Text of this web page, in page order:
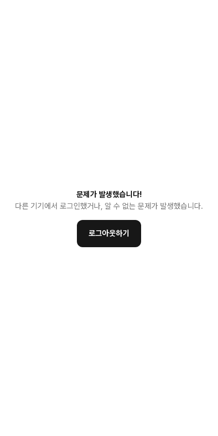
문제가 발생했습니다!
다른 기기에서 로그인했거나, 알 수 없는 문제가 발생했습니다.
로그아웃하기